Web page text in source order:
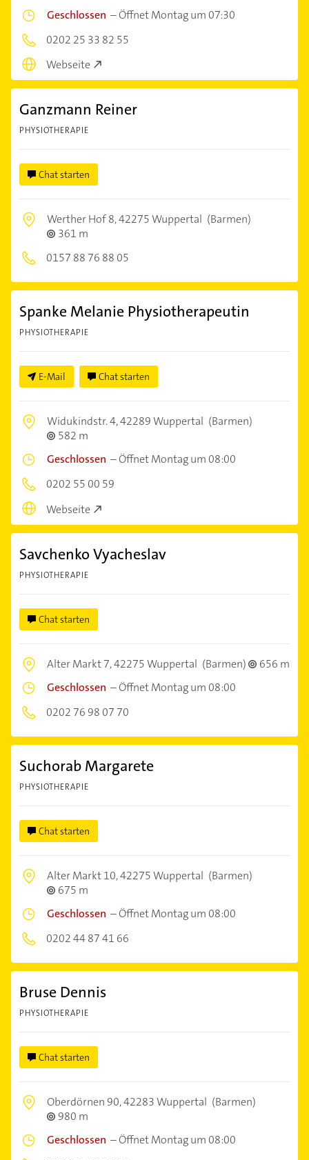
Geschlossen –Öffnet Montag um 07:30
0202 25 33 82 55
Webseite
Ganzmann Reiner
PHYSIOTHERAPIE
Chat starten
Werther Hof 8,42275 Wuppertal (Barmen)
361 m
0157 88 76 88 05
Spanke Melanie Physiotherapeutin
PHYSIOTHERAPIE
E-Mail Chat starten
Widukindstr. 4,42289 Wuppertal (Barmen)
582 m
Geschlossen –Öffnet Montag um 08:00
0202 55 00 59
Webseite
Savchenko Vyacheslav
PHYSIOTHERAPIE
Chat starten
Alter Markt 7,42275 Wuppertal (Barmen)
656 m
Geschlossen –Öffnet Montag um 08:00
0202 76 98 07 70
Suchorab Margarete
PHYSIOTHERAPIE
Chat starten
Alter Markt 10,42275 Wuppertal (Barmen)
675 m
Geschlossen –Öffnet Montag um 08:00
0202 44 87 41 66
Bruse Dennis
PHYSIOTHERAPIE
Chat starten
Oberdörnen 90,42283 Wuppertal (Barmen)
980 m
Geschlossen –Öffnet Montag um 08:00